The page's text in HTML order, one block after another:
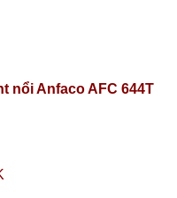
nổi Anfaco AFC 644T